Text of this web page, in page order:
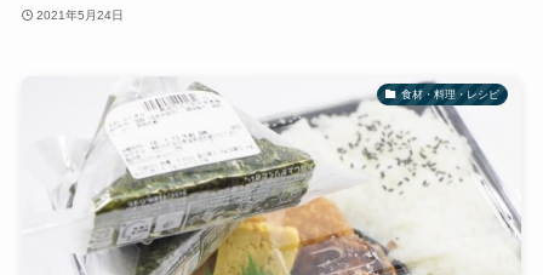
2021年5月24日
食材・料理・レシピ